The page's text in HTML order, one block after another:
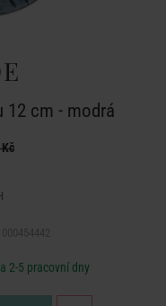
12 cm - modrá
2-5 pracovní dny